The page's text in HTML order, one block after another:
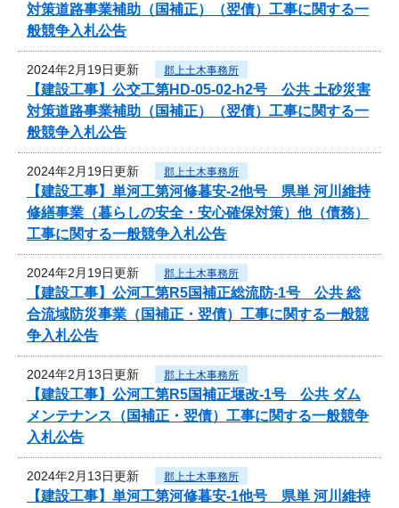
対策道路事業補助（国補正）（翌債）工事に関する一
般競争入札公告
2024年2月19日更新 郡上土木事務所
【建設工事】公交工第HD-05-02-h2号 公共 土砂災害
対策道路事業補助（国補正）（翌債）工事に関する一
般競争入札公告
2024年2月19日更新 郡上土木事務所
【建設工事】単河工第河修暮安-2他号 県単 河川維持
修繕事業（暮らしの安全・安心確保対策）他（債務）
工事に関する一般競争入札公告
2024年2月19日更新 郡上土木事務所
【建設工事】公河工第R5国補正総流防-1号 公共 総
合流域防災事業（国補正・翌債）工事に関する一般競
争入札公告
2024年2月13日更新 郡上土木事務所
【建設工事】公河工第R5国補正堰改-1号 公共 ダム
メンテナンス（国補正・翌債）工事に関する一般競争
入札公告
2024年2月13日更新 郡上土木事務所
【建設工事】単河工第河修暮安-1他号 県単 河川維持